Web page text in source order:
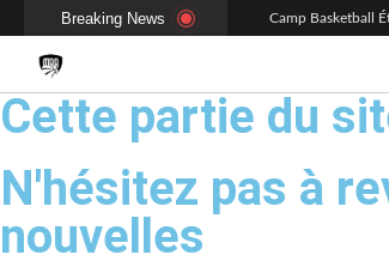
Breaking News
Cette partie du
N'hésitez pas à
nouvelles